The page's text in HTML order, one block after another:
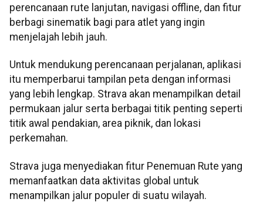
perencanaan rute lanjutan, navigasi offline, dan fitur
berbagi sinematik bagi para atlet yang ingin
menjelajah lebih jauh.
Untuk mendukung perencanaan perjalanan, aplikasi
itu memperbarui tampilan peta dengan informasi
yang lebih lengkap. Strava akan menampilkan detail
permukaan jalur serta berbagai titik penting seperti
titik awal pendakian, area piknik, dan lokasi
perkemahan.
Strava juga menyediakan fitur Penemuan Rute yang
memanfaatkan data aktivitas global untuk
menampilkan jalur populer di suatu wilayah.